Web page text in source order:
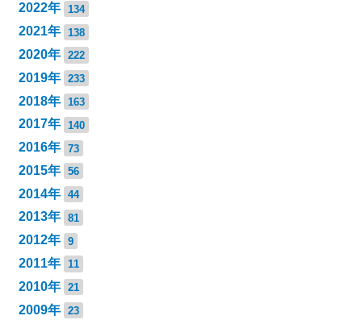
2022年 134
2021年 138
2020年 222
2019年 233
2018年 163
2017年 140
2016年 73
2015年 56
2014年 44
2013年 81
2012年 9
2011年 11
2010年 21
2009年 23